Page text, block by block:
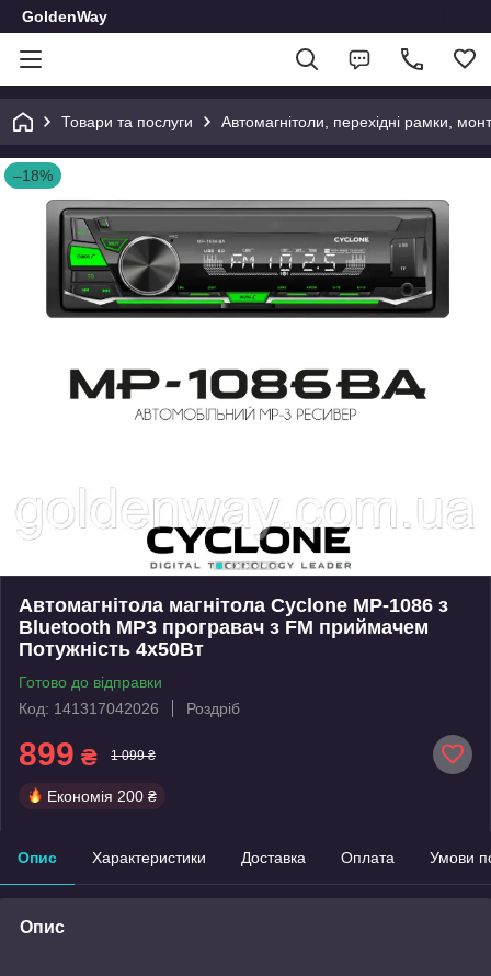
GoldenWay
Товари та послуги Автомагнітоли, перехідні рамки,
–18%
Автомагнітола магнітола Cyclone MP-1086 з
Bluetooth MP3 програвач з FM приймачем
Потужність 4х50Вт
Готово до відправки
Код: 141317042026
Роздріб
899 ₴ 1 099 ₴
Економія 200 ₴
Опис Характеристики Доставка Оплата Умови
Опис